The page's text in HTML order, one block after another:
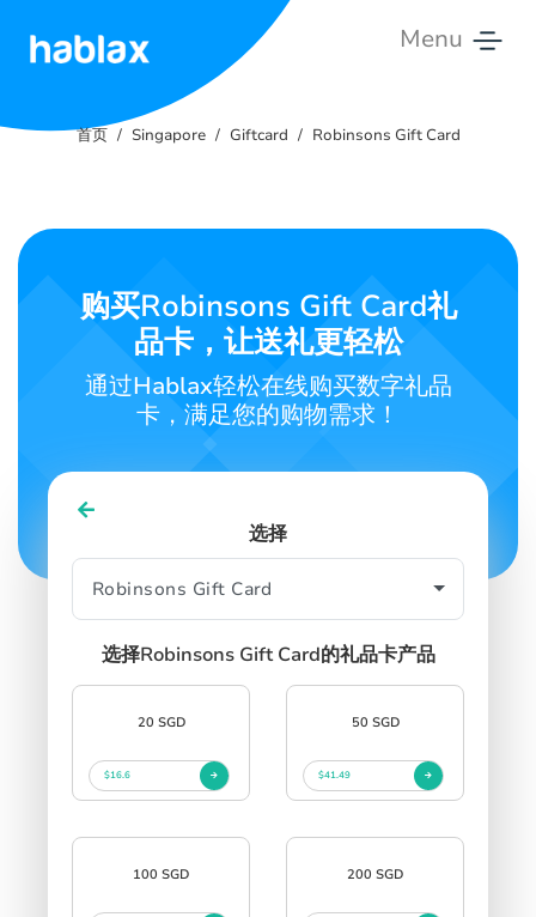
Menu
服
系
SIGN INSIGN UP
首页 Singapore Giftcard Robinsons Gift Card
购买Robinsons Gift Card礼
品卡，让送礼更轻松
通过Hablax轻松在线购买数字礼品
卡，满足您的购物需求！
选择
选择Robinsons Gift Card的礼品卡产品
20 SGD
$16.6
50 SGD
$41.49
100 SGD 200 SGD